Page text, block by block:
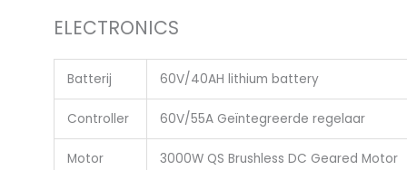
ELECTRONICS
Batterij 60V/40AH lithium battery
Controller 60V/55A Geïntegreerde regelaar
Motor 3000W QS Brushless DC Geared Motor